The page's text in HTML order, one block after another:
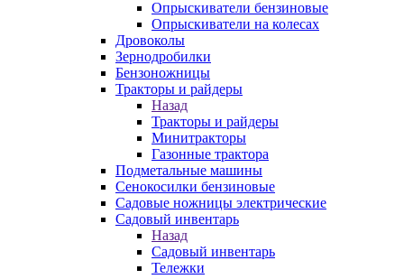
Опрыскиватели бензиновые
Опрыскиватели на колесах
Дровоколы
Зернодробилки
Бензоножницы
Тракторы и райдеры
Назад
Тракторы и райдеры
Минитракторы
Газонные трактора
Подметальные машины
Сенокосилки бензиновые
Садовые ножницы электрические
Садовый инвентарь
Назад
Садовый инвентарь
Тележки